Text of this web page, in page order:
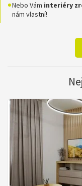
Nebo Vám interiéry
nám vlastní!